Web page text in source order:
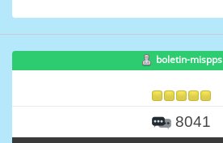
boletin-mispps
8041